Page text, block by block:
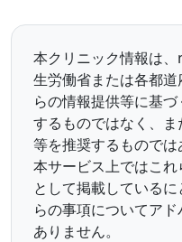
本クリニック情報は
生労働省または各都
らの情報提供等に基
するものではなく、
等を推奨するものでは
本サービス上ではこ
として掲載している
らの事項についてア
ありません。